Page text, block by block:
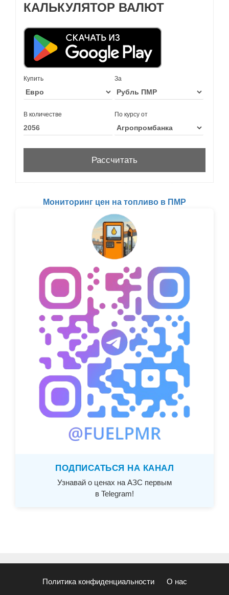
КАЛЬКУЛЯТОР ВАЛЮТ
Купить За
В количестве По курсу от
Мониторинг цен на топливо в ПМР
ПОДПИСАТЬСЯ НА КАНАЛ
Узнавай о ценах на АЗС первым
в Telegram!
Политика конфиденциальности О нас